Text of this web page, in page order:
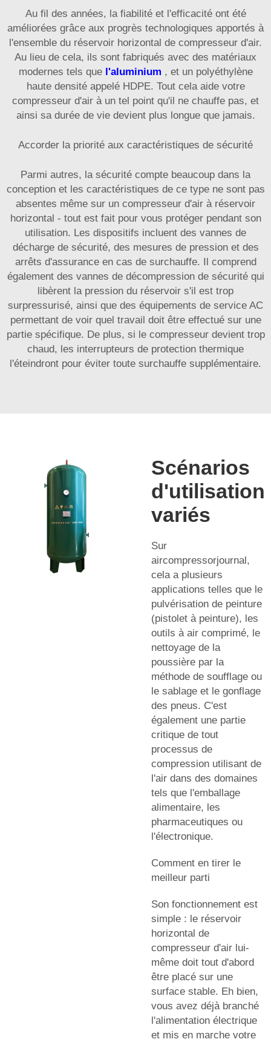
Au fil des années, la fiabilité et l'efficacité ont été
améliorées grâce aux progrès technologiques apportés à
l'ensemble du réservoir horizontal de compresseur d'air.
Au lieu de cela, ils sont fabriqués avec des matériaux
modernes tels que l'aluminium , et un polyéthylène
haute densité appelé HDPE. Tout cela aide votre
compresseur d'air à un tel point qu'il ne chauffe pas, et
ainsi sa durée de vie devient plus longue que jamais.
Accorder la priorité aux caractéristiques de sécurité
Parmi autres, la sécurité compte beaucoup dans la
conception et les caractéristiques de ce type ne sont pas
absentes même sur un compresseur d'air à réservoir
horizontal - tout est fait pour vous protéger pendant son
utilisation. Les dispositifs incluent des vannes de
décharge de sécurité, des mesures de pression et des
arrêts d'assurance en cas de surchauffe. Il comprend
également des vannes de décompression de sécurité qui
libèrent la pression du réservoir s'il est trop
surpressurisé, ainsi que des équipements de service AC
permettant de voir quel travail doit être effectué sur une
partie spécifique. De plus, si le compresseur devient trop
chaud, les interrupteurs de protection thermique
l'éteindront pour éviter toute surchauffe supplémentaire.
Scénarios
d'utilisation
variés
Sur
aircompressorjournal,
cela a plusieurs
applications telles que le
pulvérisation de peinture
(pistolet à peinture), les
outils à air comprimé, le
nettoyage de la
poussière par la
méthode de soufflage ou
le sablage et le gonflage
des pneus. C'est
également une partie
critique de tout
processus de
compression utilisant de
l'air dans des domaines
tels que l'emballage
alimentaire, les
pharmaceutiques ou
l'électronique.
Comment en tirer le
meilleur parti
Son fonctionnement est
simple : le réservoir
horizontal de
compresseur d'air lui-
même doit tout d'abord
être placé sur une
surface stable. Eh bien,
vous avez déjà branché
l'alimentation électrique
et mis en marche votre